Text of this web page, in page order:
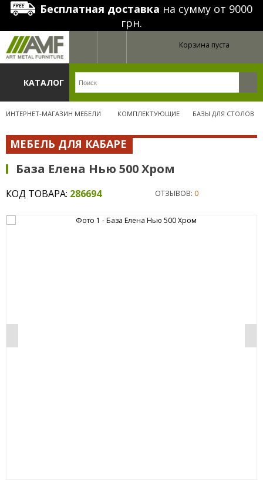
Бесплатная доставка на сумму от 9000
грн.
Корзина пуста
КАТАЛОГ
ИНТЕРНЕТ-МАГАЗИН МЕБЕЛИ КОМПЛЕКТУЮЩИЕ БАЗЫ ДЛЯ СТОЛОВ
МЕБЕЛЬ ДЛЯ КАБАРЕ
База Елена Нью 500 Хром
КОД ТОВАРА: 286694 ОТЗЫВОВ: 0